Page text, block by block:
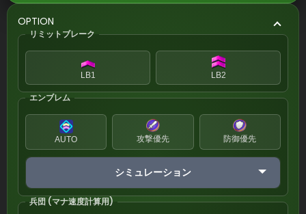
OPTION
リミットブレーク
LB1 LB2
エンブレム
AUTO 攻撃優先 防御優先
シミュレーション
兵団 (マナ速度計算用)